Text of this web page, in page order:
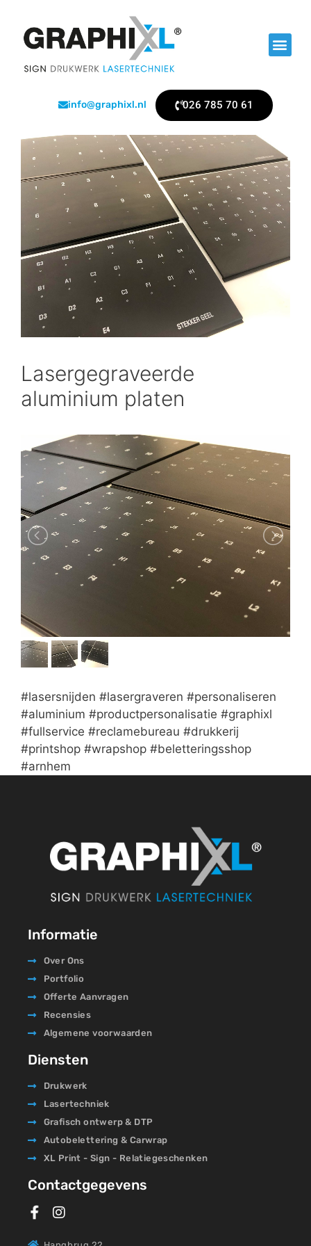
info@graphixl.nl 026 785 70 61
Lasergegraveerde
aluminium platen
#lasersnijden #lasergraveren #personaliseren
#aluminium #productpersonalisatie #graphixl
#fullservice #reclamebureau #drukkerij
#printshop #wrapshop #beletteringsshop
#arnhem
Informatie
Over Ons
Portfolio
Offerte Aanvragen
Recensies
Algemene voorwaarden
Diensten
Drukwerk
Lasertechniek
Grafisch ontwerp & DTP
Autobelettering & Carwrap
XL Print - Sign - Relatiegeschenken
Contactgegevens